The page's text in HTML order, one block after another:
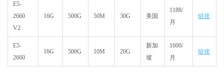
E5-
2660
V2
16G 500G 50M 30G 美国
1188/
月
链接
E5-
2660
16G 500G 10M 20G
新加
坡
1600/
月
链接